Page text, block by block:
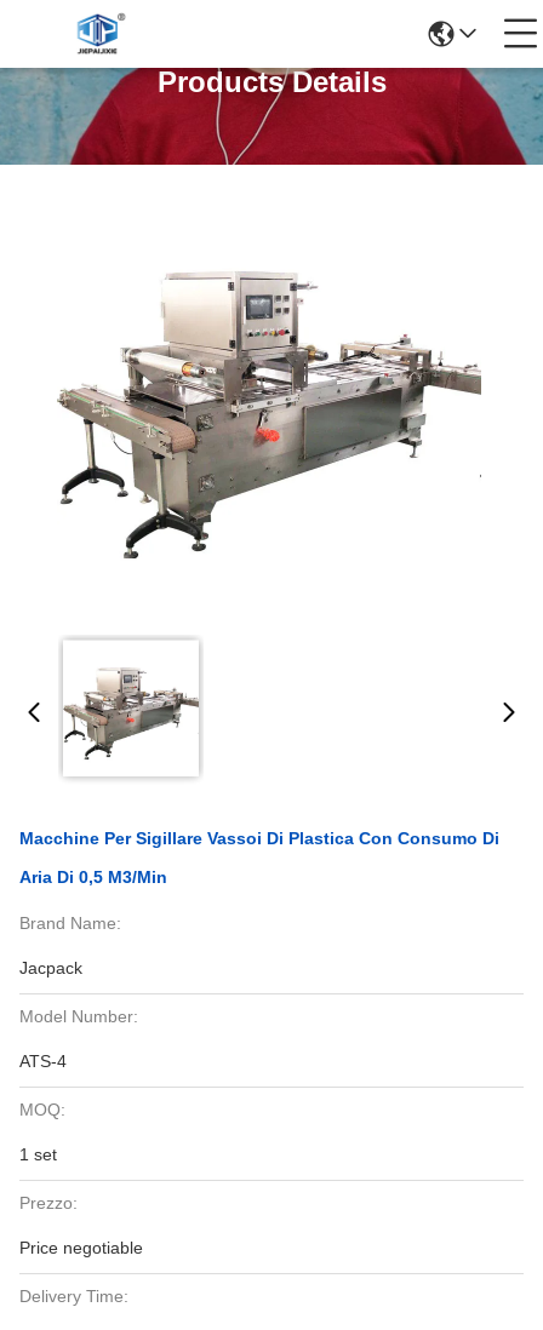
Products Details
Macchine Per Sigillare Vassoi Di Plastica Con Consumo Di
Aria Di 0,5 M3/min
Brand Name:
Jacpack
Model Number:
ATS-4
MOQ:
1 set
Prezzo:
Price negotiable
Delivery Time: